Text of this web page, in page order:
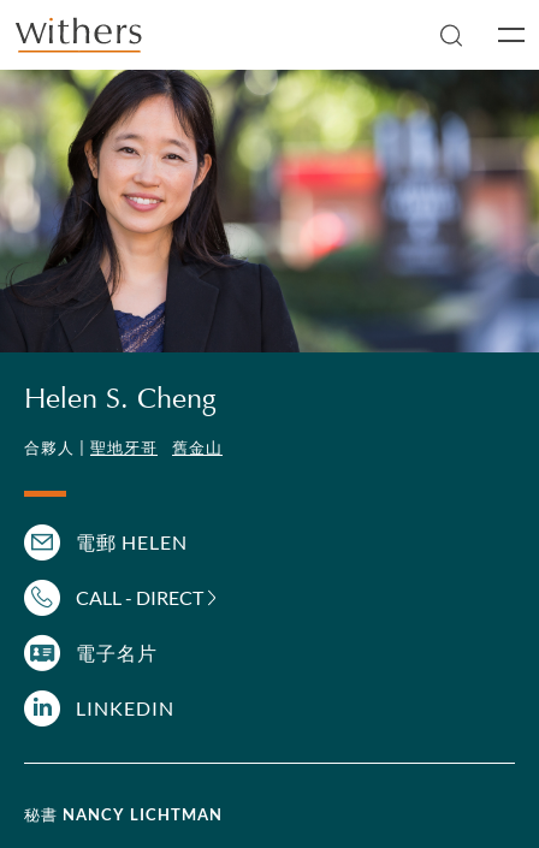
Skip to main content
Helen S. Cheng
合夥人 | 聖地牙哥 舊金山
電郵 HELEN
CALL - DIRECT
電子名片
LINKEDIN
秘書 NANCY LICHTMAN